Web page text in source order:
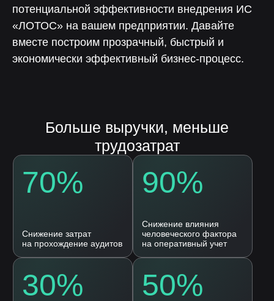
потенциальной эффективности внедрения ИС
«ЛОТОС» на вашем предприятии. Давайте
вместе построим прозрачный, быстрый и
экономически эффективный бизнес-процесс.
Продукты
Автоматизация бизнес процессов
Бережливые технологии
Клиентам
О компании
Публикации